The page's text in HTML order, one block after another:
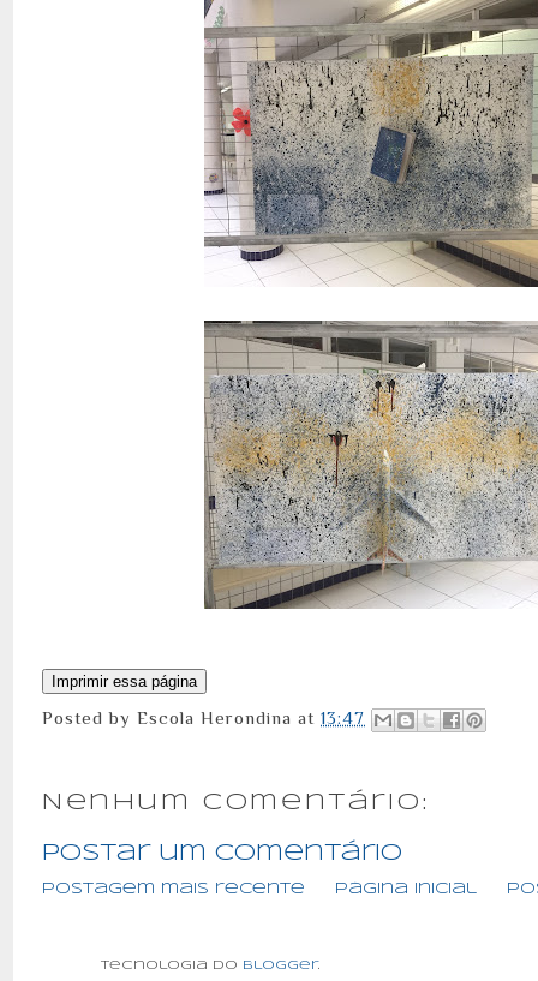
Posted byEscola Herondina at13:47
Nenhum comentário:
Postar um comentário
Postagem mais recente Página inicial
Tecnologia do Blogger.